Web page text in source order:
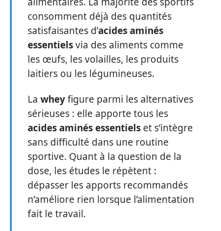
consomment déjà des quantités
satisfaisantes d’acides aminés
essentielsvia des aliments comme
les œufs, les volailles, les produits
laitiers ou les légumineuses.
La wheyfigure parmi les alternatives
sérieuses : elle apporte tous les
acides aminés essentiels et s’intègre
sans difficulté dans une routine
sportive. Quant à la question de la
dose, les études le répètent :
dépasser les apports recommandés
n’améliore rien lorsque l’alimentation
fait le travail.